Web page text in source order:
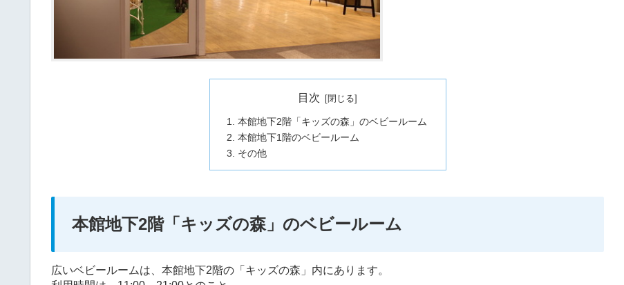
目次
本館地下2階「キッズの森」のベビールーム
本館地下1階のベビールーム
その他
本館地下2階「キッズの森」のベビールーム
広いベビールームは、本館地下2階の「キッズの森」内にあります。